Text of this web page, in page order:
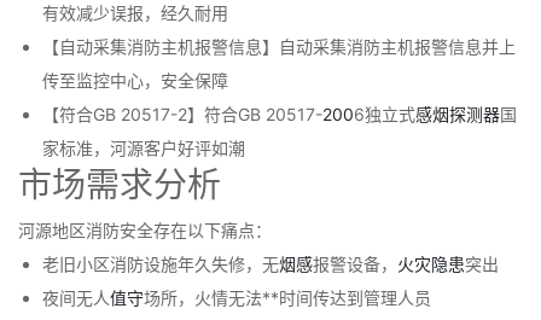
有效减少误报，经久耐用
【自动采集消防主机报警信息】自动采集消防主机报警信息并上
传至监控中心，安全保障
【符合GB 20517-2】符合GB 20517-2006独立式感烟探测器国
家标准，河源客户好评如潮
市场需求分析
河源地区消防安全存在以下痛点：
老旧小区消防设施年久失修，无烟感报警设备， 火灾隐患突出
夜间无人值守场所，火情无法**时间传达到管理人员